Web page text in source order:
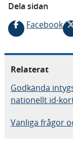
Dela sidan
Facebook
Relaterat
Godkända
nationellt id-
Vanliga frågor